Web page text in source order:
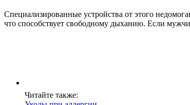
Специализированные устройства от этого
что способствует свободному дыханию. Если
Читайте также: